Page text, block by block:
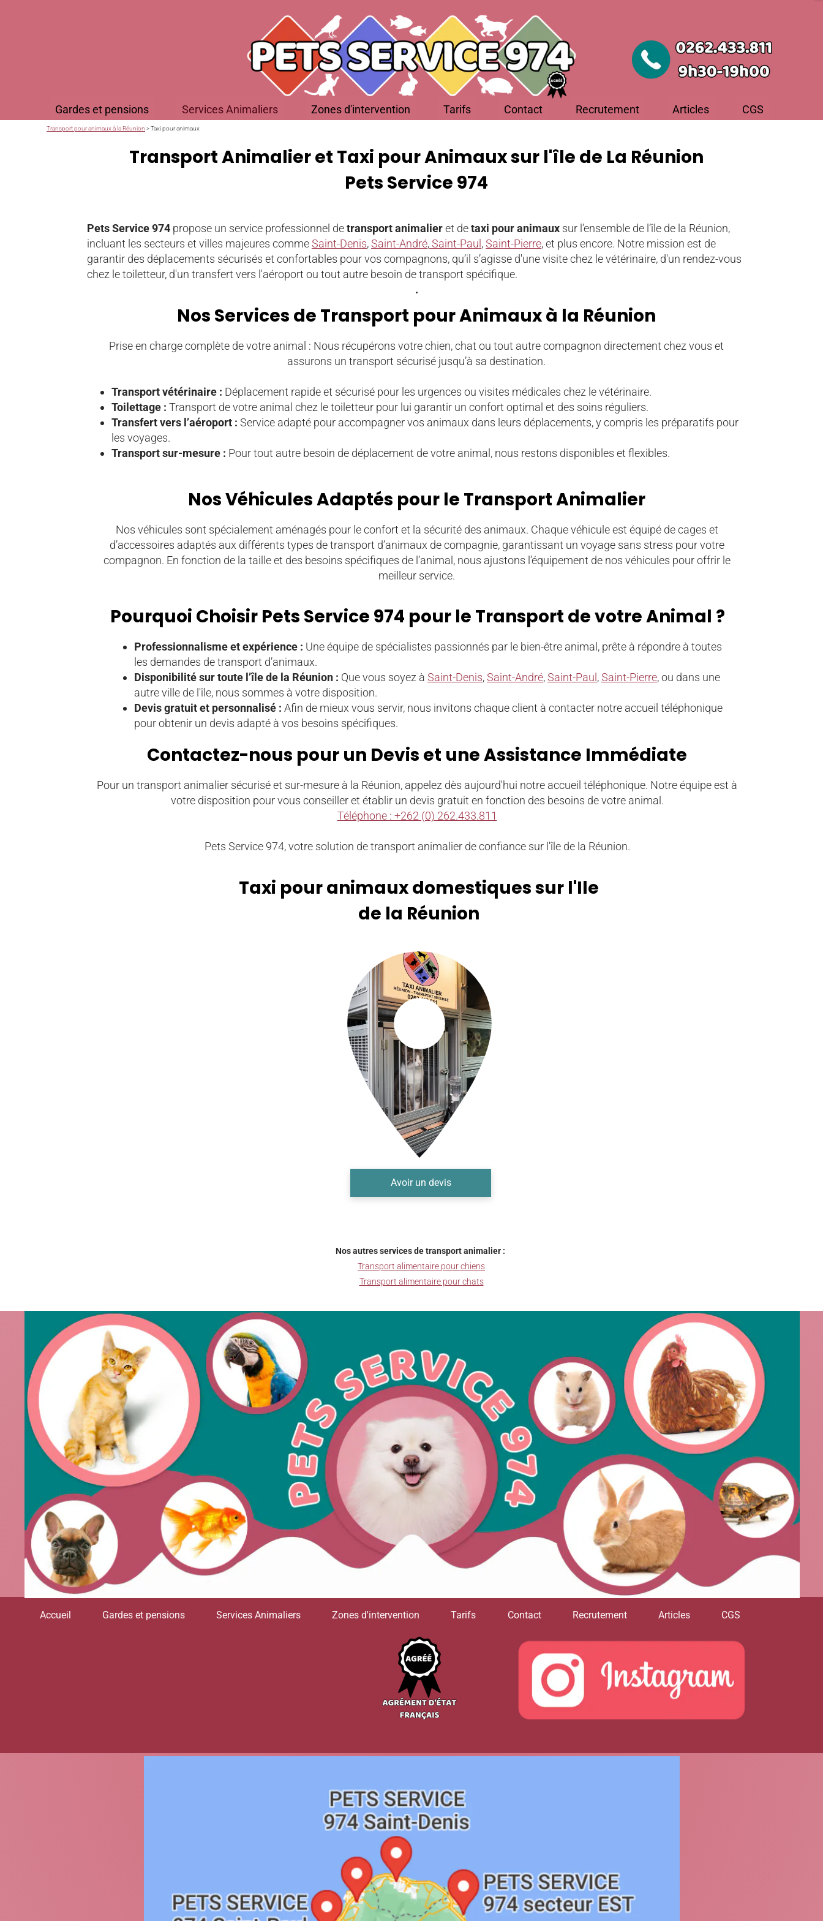
Gardes et pensions Services Animaliers Zones d'intervention Tarifs Contact Recrutement Articles CGS
Accueil Gardes et pensions Services Animaliers Zones d'intervention Tarifs Contact Recrutement Articles CGS
Transport pour animaux à la Réunion > Taxi pour animaux
Transport Animalier et Taxi pour Animaux sur l'île de La Réunion
Pets Service 974
Pets Service 974 propose un service professionnel detransport animalieret detaxi pour animaux sur l’ensemble de l’île de la Réunion,
incluant les secteurs et villes majeures commeSaint-Denis,Saint-André,Saint-Paul ,Saint-Pierre, et plus encore. Notre mission est de
garantir des déplacements sécurisés et confortables pour vos compagnons, qu’il s’agisse d'une visite chez le vétérinaire, d'un rendez-vous
chez le toiletteur, d'un transfert vers l'aéroport ou tout autre besoin de transport spécifique.
.
Nos Services de Transport pour Animaux à la Réunion
Prise en charge complète de votre animal : Nous récupérons votre chien, chat ou tout autre compagnon directement chez vous et
assurons un transport sécurisé jusqu’à sa destination.
Transport vétérinaire : Déplacement rapide et sécurisé pour les urgences ou visites médicales chez le vétérinaire.
Toilettage : Transport de votre animal chez le toiletteur pour lui garantir un confort optimal et des soins réguliers.
Transfert vers l’aéroport : Service adapté pour accompagner vos animaux dans leurs déplacements, y compris les préparatifs pour
les voyages.
Transport sur-mesure : Pour tout autre besoin de déplacement de votre animal, nous restons disponibles et flexibles.
Nos Véhicules Adaptés pour le Transport Animalier
Nos véhicules sont spécialement aménagés pour le confort et la sécurité des animaux. Chaque véhicule est équipé de cages et
d’accessoires adaptés aux différents types de transport d’animaux de compagnie, garantissant un voyage sans stress pour votre
compagnon. En fonction de la taille et des besoins spécifiques de l’animal, nous ajustons l’équipement de nos véhicules pour offrir le
meilleur service.
Pourquoi Choisir Pets Service 974 pour le Transport de votre Animal ?
Professionnalisme et expérience : Une équipe de spécialistes passionnés par le bien-être animal, prête à répondre à toutes
les demandes de transport d’animaux.
Disponibilité sur toute l’île de la Réunion : Que vous soyez à Saint-Denis,Saint-André,Saint-Paul ,Saint-Pierre, ou dans une
autre ville de l'île, nous sommes à votre disposition.
Devis gratuit et personnalisé : Afin de mieux vous servir, nous invitons chaque client à contacter notre accueil téléphonique
pour obtenir un devis adapté à vos besoins spécifiques.
Contactez-nous pour un Devis et une Assistance Immédiate
Pour un transport animalier sécurisé et sur-mesure à la Réunion, appelez dès aujourd'hui notre accueil téléphonique. Notre équipe est à
votre disposition pour vous conseiller et établir un devis gratuit en fonction des besoins de votre animal.
Téléphone : +262 (0) 262.433.811
Pets Service 974, votre solution de transport animalier de confiance sur l'île de la Réunion.
Taxi pour animaux domestiques sur l'Ile
de la Réunion
place
Avoir un devis
Nos autres services de transport animalier :
Transport alimentaire pour chiens
Transport alimentaire pour chats